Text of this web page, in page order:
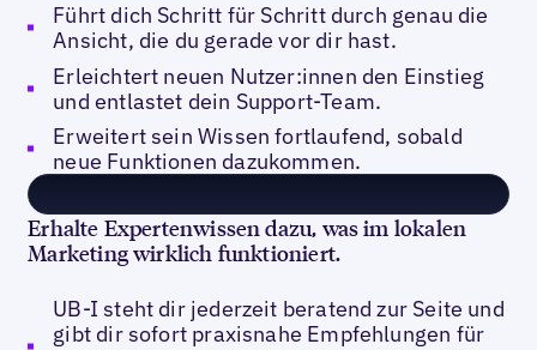
Führt dich Schritt für Schritt durch genau die
Ansicht, die du gerade vor dir hast.
Erleichtert neuen Nutzer:innen den Einstieg
und entlastet dein Support-Team.
Erweitert sein Wissen fortlaufend, sobald
neue Funktionen dazukommen.
Erhalte Expertenwissen dazu, was im lokalen
Marketing wirklich funktioniert.
UB-I steht dir jederzeit beratend zur Seite und
gibt dir sofort praxisnahe Empfehlungen für